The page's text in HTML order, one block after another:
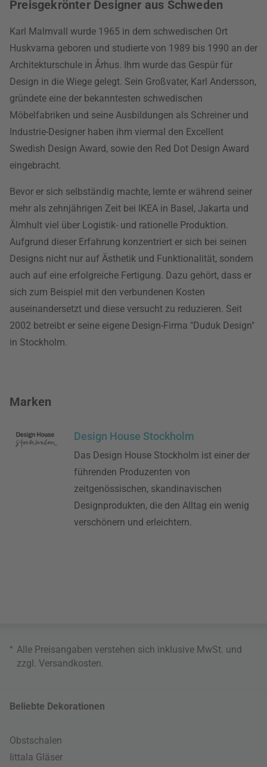
Preisgekrönter Designer aus Schweden
Karl Malmvall wurde 1965 in dem schwedischen Ort
Huskvarna geboren und studierte von 1989 bis 1990 an der
Architekturschule in Århus. Ihm wurde das Gespür für
Design in die Wiege gelegt. Sein Großvater, Karl Andersson,
gründete eine der bekanntesten schwedischen
Möbelfabriken und seine Ausbildungen als Schreiner und
Industrie-Designer haben ihm viermal den Excellent
Swedish Design Award, sowie den Red Dot Design Award
eingebracht.
Bevor er sich selbständig machte, lernte er während seiner
mehr als zehnjährigen Zeit bei IKEA in Basel, Jakarta und
Älmhult viel über Logistik- und rationelle Produktion.
Aufgrund dieser Erfahrung konzentriert er sich bei seinen
Designs nicht nur auf Ästhetik und Funktionalität, sondern
auch auf eine erfolgreiche Fertigung. Dazu gehört, dass er
sich zum Beispiel mit den verbundenen Kosten
auseinandersetzt und diese versucht zu reduzieren. Seit
2002 betreibt er seine eigene Design-Firma "Duduk Design"
in Stockholm.
Marken
Design House Stockholm
Das Design House Stockholm ist einer der
führenden Produzenten von
zeitgenössischen, skandinavischen
Designprodukten, die den Alltag ein wenig
verschönern und erleichtern.
* Alle Preisangaben verstehen sich inklusive MwSt. und
zzgl. Versandkosten
Beliebte Dekorationen
Obstschalen
Iittala Gläser